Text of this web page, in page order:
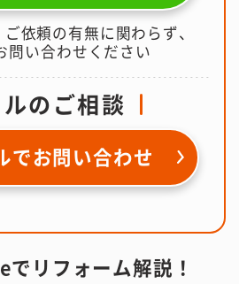
依頼の有無に関わらず、
問い合わせください
のご相談
でお問い合わせ
リフォーム解説！